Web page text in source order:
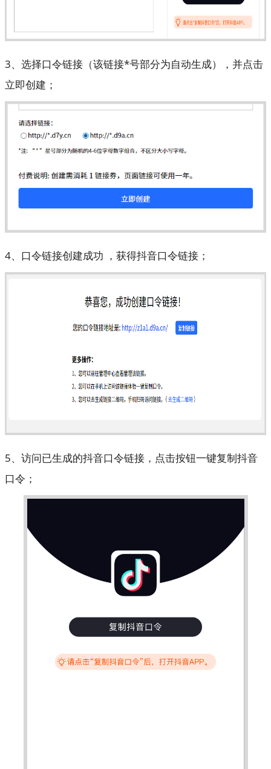
3、选择口令链接（该链接*号部分为自动生成），并点击
立即创建；
4、口令链接创建成功 ，获得抖音口令链接；
5、访问已生成的抖音口令链接，点击按钮一键复制抖音
口令；